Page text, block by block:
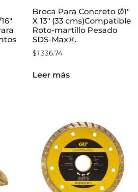
Broca Para Concreto Ø1″
X 13″ (33 cms)Compatible
Roto-martillo Pesado
SDS-Max®.
$1,336.74
Leer más